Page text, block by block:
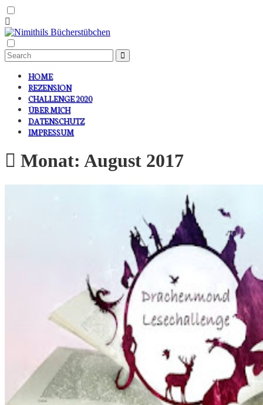
HOME
REZENSION
CHALLENGE 2020
ÜBER MICH
DATENSCHUTZ
IMPRESSUM
Monat: August 2017